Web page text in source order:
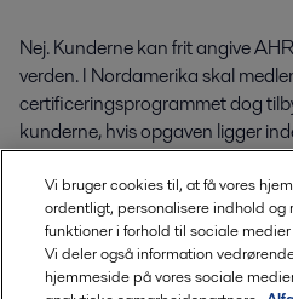
Nej. Kunderne kan frit angive
verden. I Nordamerika skal
certificeringsprogrammet dog
kunderne, hvis opgaven ligger
programmet, uanset om AHRI-
buddokumenterne.
Hvordan kan kunder få
Vi bruger cookies til, at få vores
ordentligt, personalisere indhold og
funktioner i forhold til sociale
Vi deler også information
hjemmeside på vores sociale